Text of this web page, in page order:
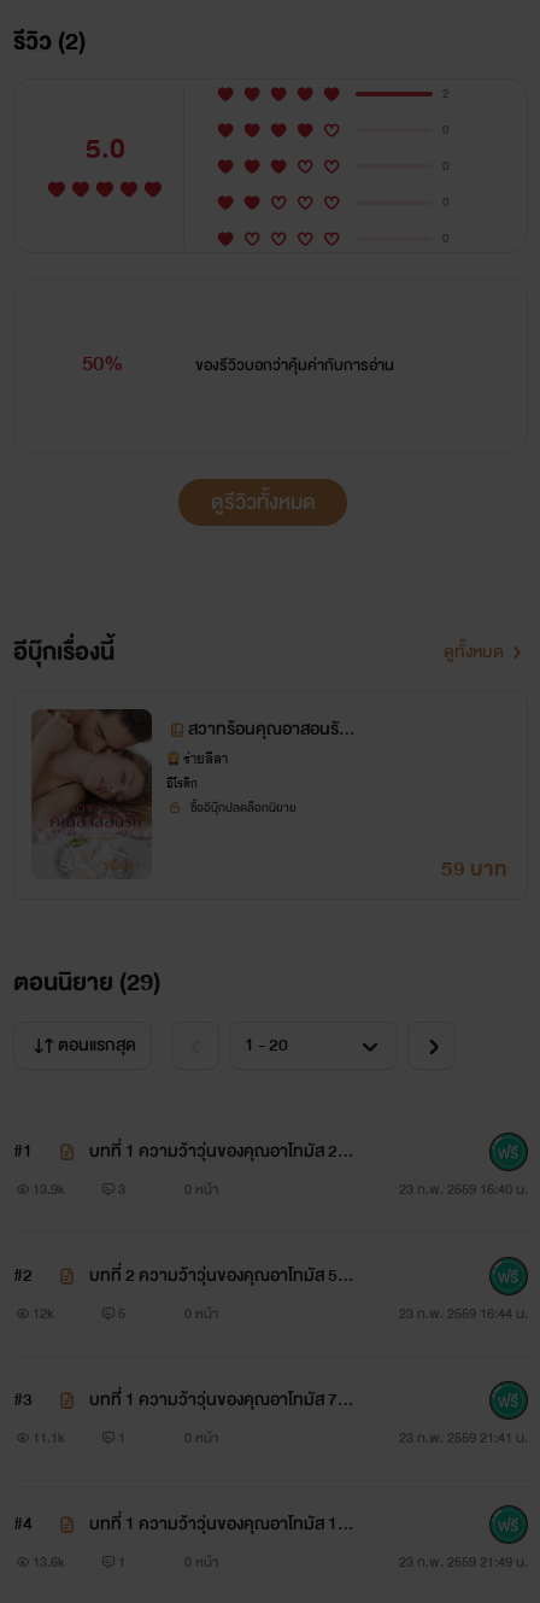
นั้นก็คือคนต้องห้ามสำหรับเขา เพราะเธอดุจฝัน แกลนท์ คือลูก
เลี้ยงของพี่ชายแท้ๆ เด็กสาวที่เขาเห็นตั้งแต่ยังเป็นเด็กหญิงผูกผม
เปียวิ่งเล่นไปมารอบบ้านเขา เพราะเธอเป็นของต้องห้าม เขาจึง
ต้องตีตัวออกห่าง แต่ยังไม่ทันที่เขาจะหนีไปไหนพ้น ดุจฝัน แก
ลนท์หญิงสาวเจ้าปัญหาในวัยขบเผาะก็กลับเข้ามาวนเวียนอยู่ใกล้
มานานนานหลายปีแล้ว เธอจึงเดินหน้าอ่อยเขาอย่างเต็มสูบ
ปล่อยให้หลานสาวจอมอ่อยมาท้าทายความแข็งแกร่ง ในเมื่อใจ
ตรงกันแล้วเขาจะจับหลานมาทำเมียก็ไม่แปลกอะไร
“เธอก็บอกมาก่อนสิว่าเธอต้องการอะไรถ้าอาให้ได้อาก็จะให้ แต่
“อาให้ดรีมได้อยู่แล้วค่ะ มันขึ้นอยู่กับอามากกว่าที่จะให้ในสิ่งที่
ดรีมต้องการได้หรือเปล่า”
“ไหนบอกมาสิว่าเธอต้องการอะไร”
“เธอพูดบ้าอะไรของเธอดุจฝัน พูดอะไรออกมารู้ตัวหรือเปล่า อาว่า
“ดรีมไม่ได้เมา!!! ดรีมไม่ได้เป็นหลานของอา อาไม่ได้เป็นน้อง
สายเลือดเดียวกันผิดหรือคะที่ดรีมอยากจะคิดแบบนี้ นอนกับดรีม
แค่ครั้งเดียวเท่านั้นค่ะอาโทมัสแล้วดรีมจะไม่กวนใจอาอีกเลย
“ขอโทษด้วยนะดุจฝัน เห็นทีอาจะให้ตามที่เธอขอมาไม่ได้”
อาไม่ต้องการดรีมก็ไม่เป็นไร เดี๋ยวดรีมไปหาเอาข้างหน้าก็ได้ คง
ไม่มีผู้ชายหน้าโง่คนไหนปฏิเสธดรีม”
รีวิว (2)
5.0
2
0
0
0
0
50% ของรีวิวบอกว่าคุ้มค่ากับการอ่าน
ดูรีวิวทั้งหมด
อีบุ๊กเรื่องนี้ ดูทั้งหมด
สวาทร้อนคุณอาสอนรัก ซี
รีส์ พ่อทูนหัว (จบ)
ร่ายลีลา
อีโรติก
ซื้ออีบุ๊กปลดล็อกนิยาย
59 บาท
ตอนนิยาย (29)
ตอนแรกสุด
#1
บทที่ 1 ความว้าวุ่นของคุณอาโทมัส 2
5%
13.9k 3 0 หน้า 23 ก.พ. 2559 16:40 น.
#2
บทที่ 2 ความว้าวุ่นของคุณอาโทมัส 5
0%
12k 5 0 หน้า 23 ก.พ. 2559 16:44 น.
#3
บทที่่ 1 ความว้าวุ่นของคุณอาโทมัส 7
5%
11.1k 1 0 หน้า 23 ก.พ. 2559 21:41 น.
#4
บทที่ 1 ความว้าวุ่นของคุณอาโทมัส 10
0%
13.6k 1 0 หน้า 23 ก.พ. 2559 21:49 น.